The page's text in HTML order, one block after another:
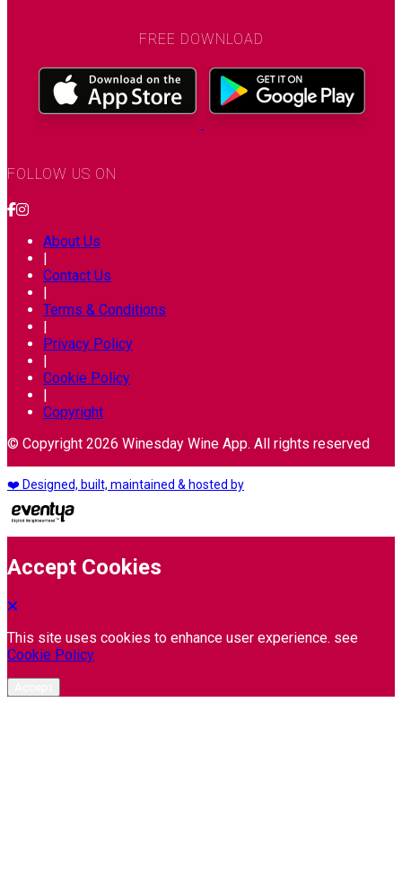
FREE DOWNLOAD
FOLLOW US ON
About Us
Contact Us
Terms & Conditions
Privacy Policy
Cookie Policy
Copyright
© Copyright 2026 Winesday Wine App. All rights reserved
❤️ Designed, built, maintained & hosted by
Accept Cookies
This site uses cookies to enhance user experience. see
Cookie Policy